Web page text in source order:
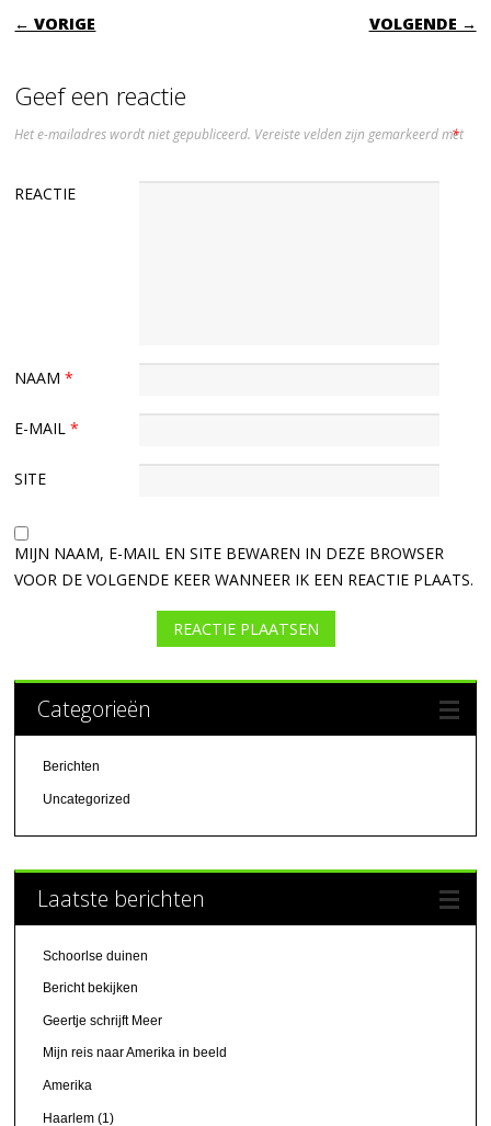
BERICHTNAVIGATIE
← VORIGE VOLGENDE →
Geef een reactie
Het e-mailadres wordt niet gepubliceerd. Vereiste velden zijn gemarkeerd met
*
REACTIE
NAAM*
E-MAIL*
SITE
MIJN NAAM, E-MAIL EN SITE BEWAREN IN DEZE BROWSER
VOOR DE VOLGENDE KEER WANNEER IK EEN REACTIE PLAATS.
Categorieën
Berichten
Uncategorized
Laatste berichten
Schoorlse duinen
Bericht bekijken
Geertje schrijft Meer
Mijn reis naar Amerika in beeld
Amerika
Haarlem (1)